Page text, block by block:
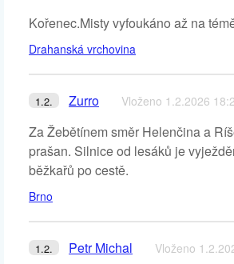
Kořenec.Misty vyfoukáno až na
Drahanská vrchovina
1.2. Zurro Vloženo 1.2.2026
Za Žebětínem směr Helenčina a
prašan. Silnice od lesáků je
běžkařů po cestě.
Brno
1.2. Petr Michal Vloženo